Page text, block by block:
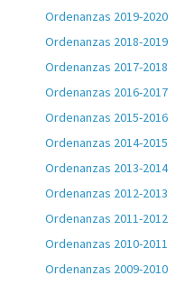
Ordenanzas 2019-2020
Ordenanzas 2018-2019
Ordenanzas 2017-2018
Ordenanzas 2016-2017
Ordenanzas 2015-2016
Ordenanzas 2014-2015
Ordenanzas 2013-2014
Ordenanzas 2012-2013
Ordenanzas 2011-2012
Ordenanzas 2010-2011
Ordenanzas 2009-2010